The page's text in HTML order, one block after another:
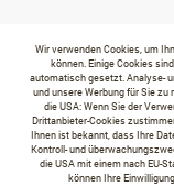
Wir verwenden Cookies, um
können. Einige Cookies
automatisch gesetzt. Analyse-
und unsere Werbung für Sie
die USA: Wenn Sie der
Drittanbieter-Cookies
Ihnen ist bekannt, dass Ihre
Kontroll- und
die USA mit einem nach EU-
können Ihre